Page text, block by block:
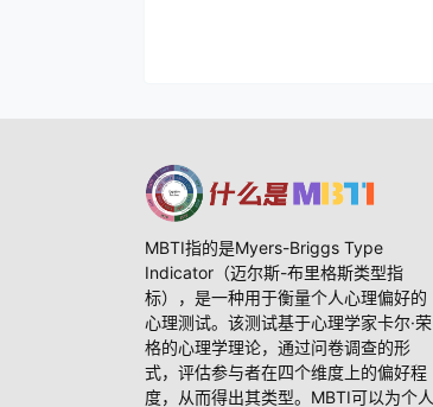
MBTI指的是Myers-Briggs Type
Indicator（迈尔斯-布里格斯类型指
标），是一种用于衡量个人心理偏好的
心理测试。该测试基于心理学家卡尔·荣
格的心理学理论，通过问卷调查的形
式，评估参与者在四个维度上的偏好程
度，从而得出其类型。MBTI可以为个人